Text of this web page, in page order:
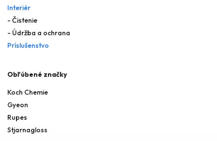
Interiér
- Čistenie
- Údržba a ochrana
Príslušenstvo
Obľúbené značky
Koch Chemie
Gyeon
Rupes
Stjarnagloss